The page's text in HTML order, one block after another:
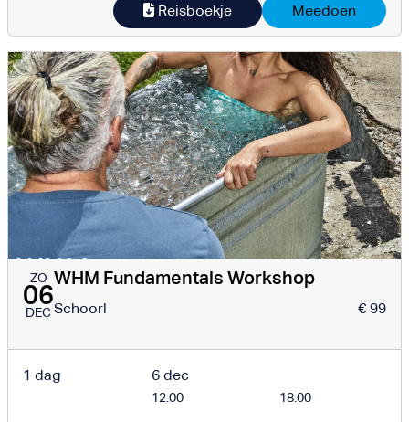
Reisboekje Meedoen
ZO
06
DEC
WHM Fundamentals Workshop
Schoorl € 99
1 dag 6 dec
12:00 18:00